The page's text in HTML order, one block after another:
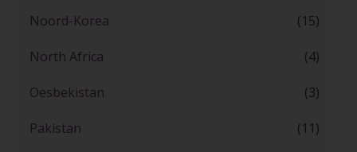
Noord-Korea (15)
North Africa (4)
Oesbekistan (3)
Pakistan (11)